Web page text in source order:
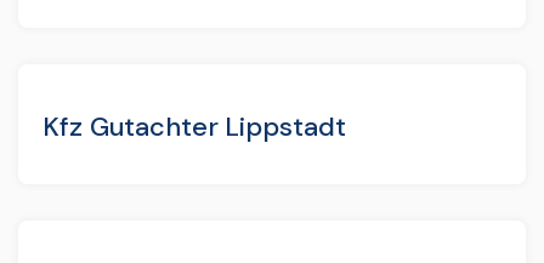
Kfz Gutachter Lippstadt